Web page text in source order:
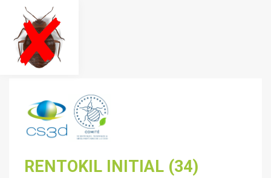
RENTOKIL INITIAL (34)